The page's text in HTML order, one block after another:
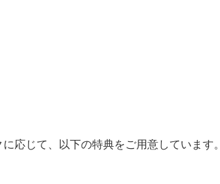
応じて、以下の特典をご用意しています。